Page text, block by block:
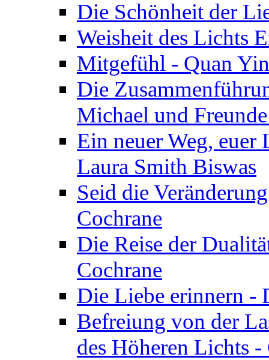
Die Schönheit der
Weisheit des Lichts
Mitgefühl - Quan
Die
Michael und
Ein neuer Weg, euer
Laura Smith Biswas
Seid die
Cochrane
Die Reise der
Cochrane
Die Liebe erinnern -
Befreiung von der
des Höheren Lichts